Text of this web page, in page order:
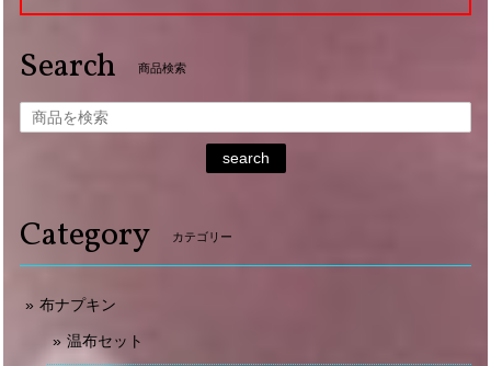
Search 商品検索
search
Category カテゴリー
布ナプキン
温布セット